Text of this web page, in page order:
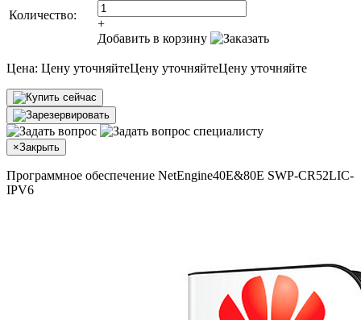
Количество:
+
Добавить в корзину
Цена: Цену уточняйтеЦену уточняйтеЦену уточняйте
×Закрыть
Программное обеспечение NetEngine40E&80E SWP-CR52LIC-
IPV6